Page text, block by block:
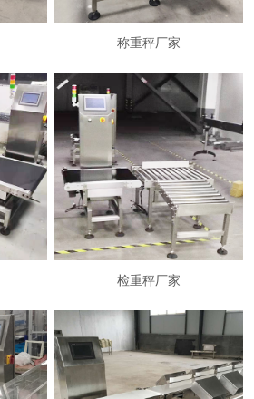
称重秤厂家
检重秤厂家